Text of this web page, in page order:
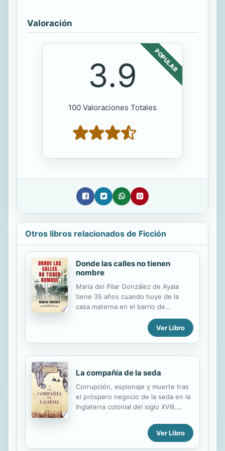
Valoración
POPULAR
3.9
100 Valoraciones Totales
Otros libros relacionados de Ficción
Donde las calles no tienen
nombre
María del Pilar González de Ayala
tiene 35 años cuando huye de la
casa materna en el barrio de
amargada, castradora y machista que
la ha convertido en una «inválida»
amorosas y su...
Ver Libro
La compañía de la seda
Corrupción, espionaje y muerte tras
el próspero negocio de la seda en la
Inglaterra colonial del siglo XVIII.
apogeo del mercado de importación
de seda y especias, Benjamin
Weaver, judío de extracción humilde,
Ver Libro